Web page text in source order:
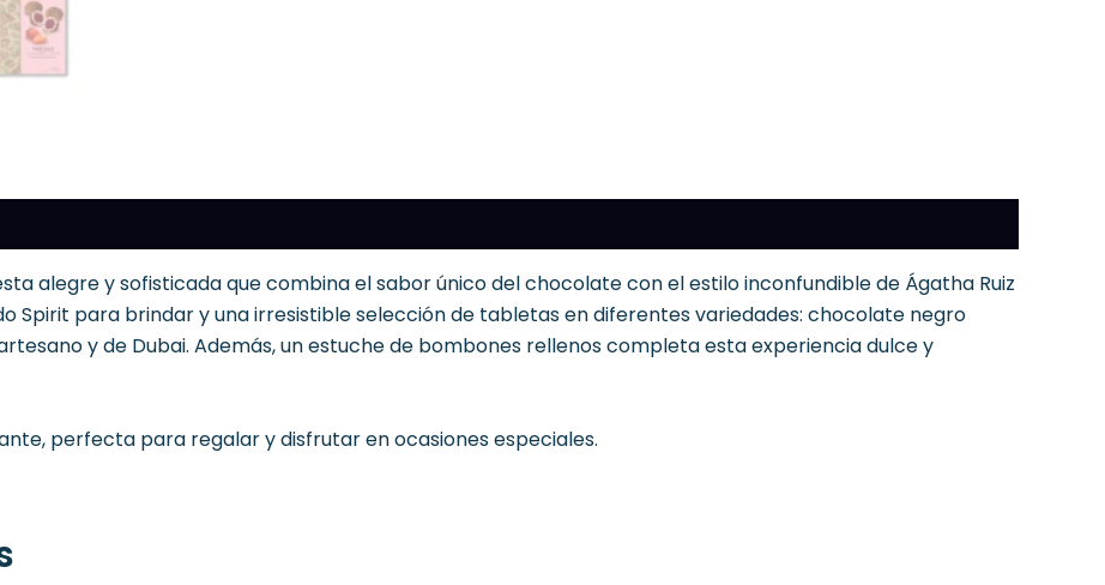
alegre y sofisticada que combina el sabor único del chocolate con el estilo inconfundible de Ágatha Ruiz
Spirit para brindar y una irresistible selección de tabletas en diferentes variedades: chocolate negro
y de Dubai. Además, un estuche de bombones rellenos completa esta experiencia dulce y
perfecta para regalar y disfrutar en ocasiones especiales.